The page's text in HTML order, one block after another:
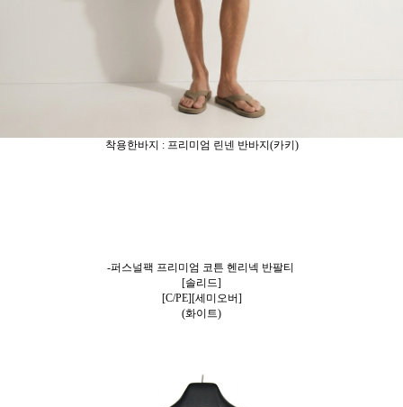
착용한바지 : 프리미엄 린넨 반바지(카키)
-퍼스널팩 프리미엄 코튼 헨리넥 반팔티
[솔리드]
[C/PE][세미오버]
(화이트)